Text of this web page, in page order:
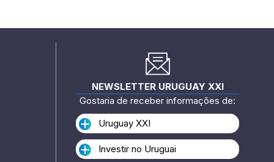
NEWSLETTER URUGUAY XXI
Gostaria de receber informações de:
Uruguay XXI
Investir no Uruguai